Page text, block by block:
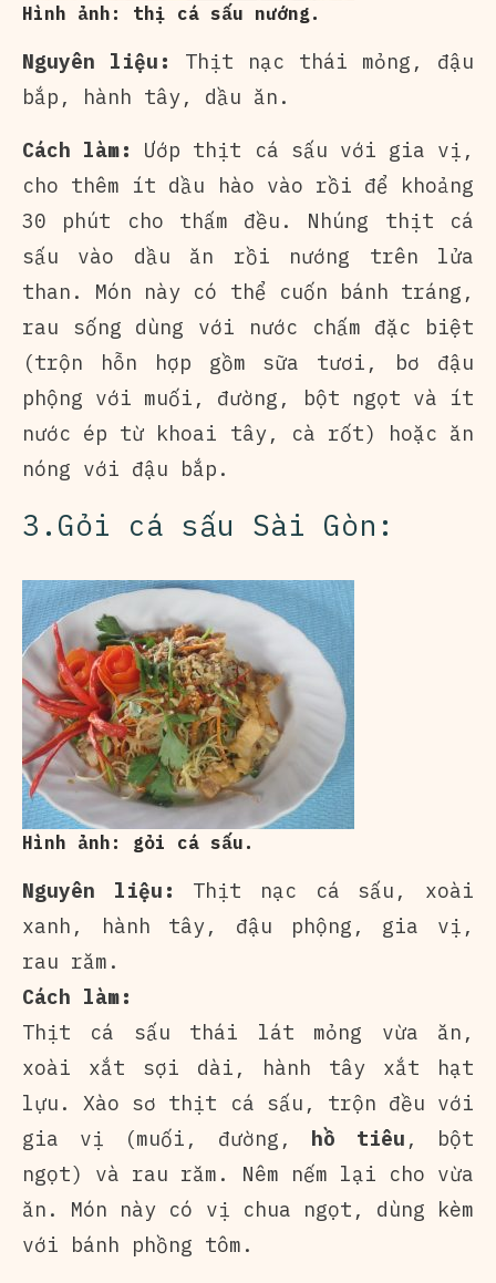
Hình ảnh: thị cá sấu nướng.
Nguyên liệu:
Thịt nạc thái mỏng, đậu
bắp, hành tây, dầu ăn.
Cách làm:
Ướp thịt cá sấu với gia vị,
cho thêm ít dầu hào vào rồi để khoảng
30 phút cho thấm đều. Nhúng thịt cá
sấu vào dầu ăn rồi nướng trên lửa
than. Món này có thể cuốn bánh tráng,
rau sống dùng với nước chấm đặc biệt
(trộn hỗn hợp gồm sữa tươi, bơ đậu
phộng với muối, đường, bột ngọt và ít
nước ép từ khoai tây, cà rốt) hoặc ăn
nóng với đậu bắp.
3.Gỏi cá sấu Sài Gòn:
Hình ảnh: gỏi cá sấu.
Nguyên liệu:
Thịt nạc cá sấu, xoài
xanh, hành tây, đậu phộng, gia vị,
rau răm.
Cách làm:
Thịt cá sấu thái lát mỏng vừa ăn,
xoài xắt sợi dài, hành tây xắt hạt
lựu. Xào sơ thịt cá sấu, trộn đều với
gia vị (muối, đường,
hồ tiêu , bột
ngọt) và rau răm. Nêm nếm lại cho vừa
ăn. Món này có vị chua ngọt, dùng kèm
với bánh phồng tôm.